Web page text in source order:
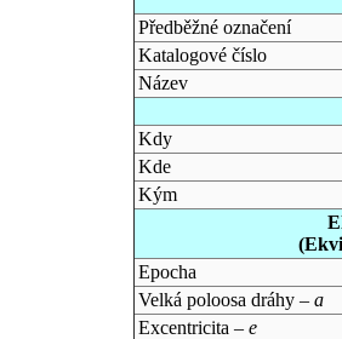
Předběžné označení
Katalogové číslo
Název
Kdy
Kde
Kým
Epocha
Velká poloosa dráhy – a
Excentricita – e